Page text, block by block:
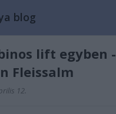
blog
lift egyben -
Fleissalm
12.